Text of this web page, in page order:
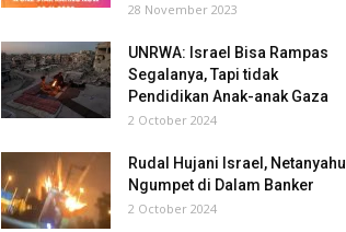
28 November 2023
UNRWA: Israel Bisa Rampas
Segalanya, Tapi tidak
Pendidikan Anak-anak Gaza
2 October 2024
Rudal Hujani Israel, Netanyahu
Ngumpet di Dalam Banker
2 October 2024